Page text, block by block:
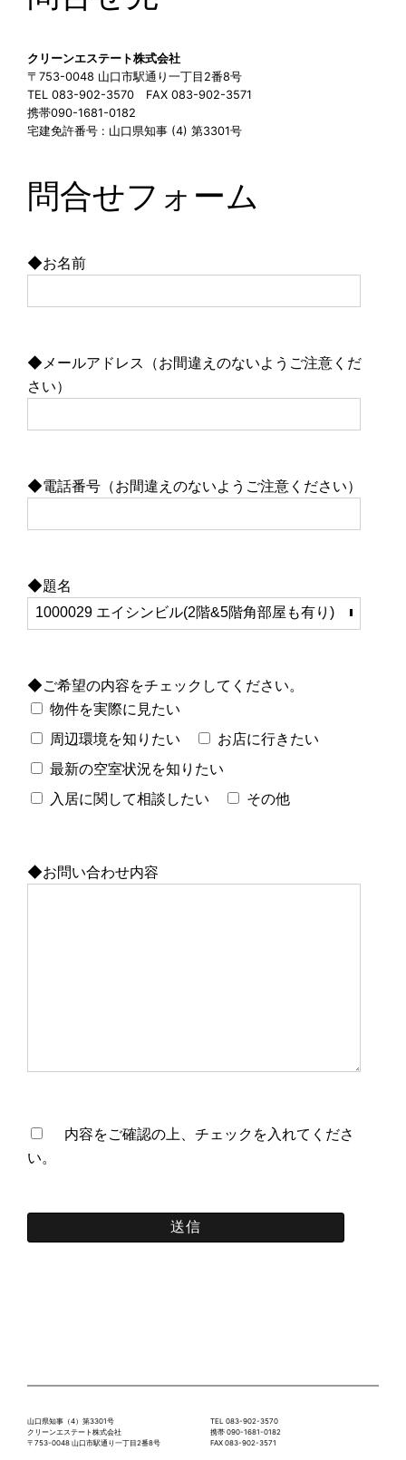
クリーンエステート株式会社
〒753-0048 山口市駅通り一丁目2番8号
TEL 083-902-3570 FAX 083-902-3571
携帯090-1681-0182
宅建免許番号 : 山口県知事 (4) 第3301号
問合せフォーム
◆お名前
◆メールアドレス（お間違えのないようご注意くだ
さい）
◆電話番号（お間違えのないようご注意ください）
◆題名
◆ご希望の内容をチェックしてください。
物件を実際に見たい
周辺環境を知りたい
お店に行きたい
最新の空室状況を知りたい
入居に関して相談したい
その他
◆お問い合わせ内容
内容をご確認の上、チェックを入れてくださ
い。
山口県知事（4）第3301号
クリーンエステート株式会社
〒753-0048 山口市駅通り一丁目2番8号
TEL 083-902-3570
携帯 090-1681-0182
FAX 083-902-3571